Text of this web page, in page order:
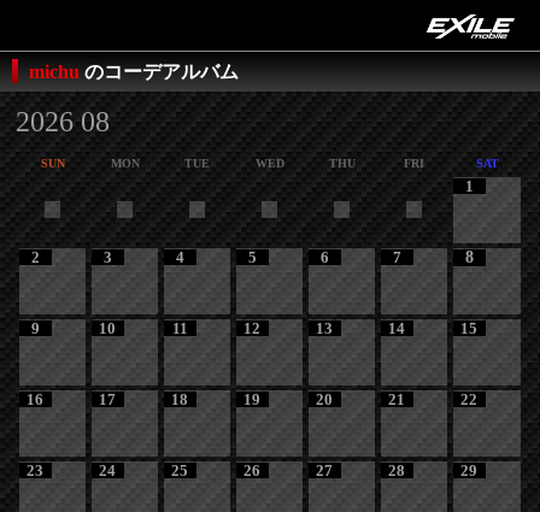
michu のコーデアルバム
2026 08
SUN MON TUE WED THU FRI SAT
1
2 3 4 5 6 7 8
9 10 11 12 13 14 15
16 17 18 19 20 21 22
23 24 25 26 27 28 29